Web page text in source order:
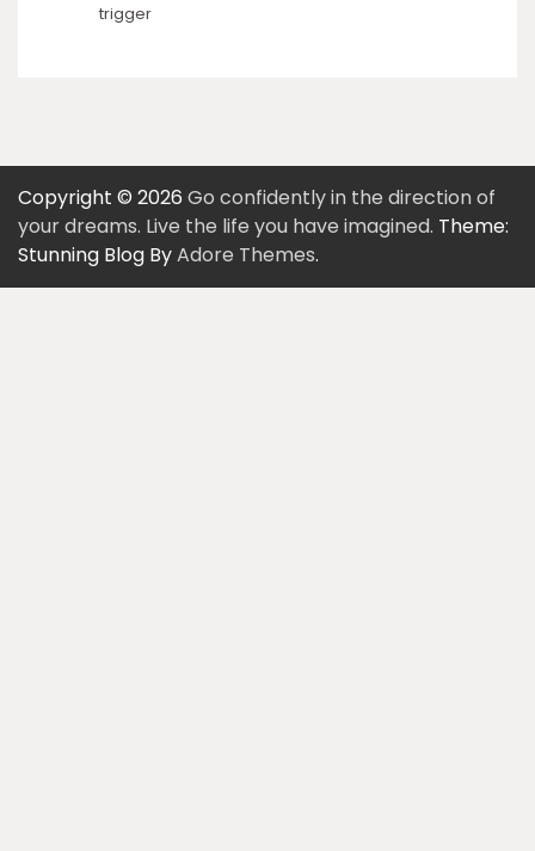
trigger
Copyright © 2026 Go confidently in the direction of
your dreams. Live the life you have imagined. Theme:
Stunning Blog ByAdore Themes.